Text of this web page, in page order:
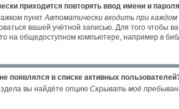
приходится повторять ввод имени и
пунктАвтоматически входить при
вашей учётной записью. Для того
на общедоступном компьютере, например в
появлялся в списке активных
вы найдёте опцию Скрывать моё